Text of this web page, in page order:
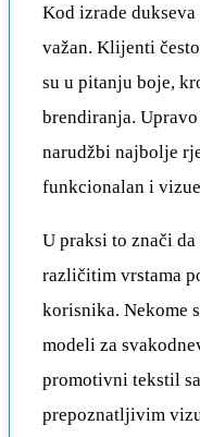
Kod izrade
važan. Klijenti
su u pitanju boje,
brendiranja.
narudžbi najbolje
funkcionalan i
U praksi to znači
različitim vrstama
korisnika. Nekome
modeli za
promotivni tekstil
prepoznatljivim